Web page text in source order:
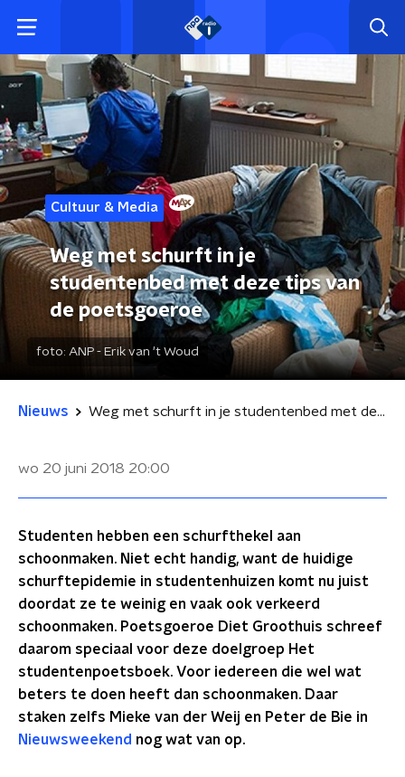
Cultuur & Media
Weg met schurft in je
studentenbed met deze tips van
de poetsgoeroe
foto: ANP - Erik van 't Woud
Nieuws Weg met schurft in je studentenbed met deze tips van de poetsgoeroe
wo 20 juni 2018 20:00
Studenten hebben een schurfthekel aan
schoonmaken. Niet echt handig, want de huidige
schurftepidemie in studentenhuizen komt nu juist
doordat ze te weinig en vaak ook verkeerd
schoonmaken. Poetsgoeroe Diet Groothuis schreef
daarom speciaal voor deze doelgroep Het
studentenpoetsboek. Voor iedereen die wel wat
beters te doen heeft dan schoonmaken. Daar
staken zelfs Mieke van der Weij en Peter de Bie in
Nieuwsweekend nog wat van op.